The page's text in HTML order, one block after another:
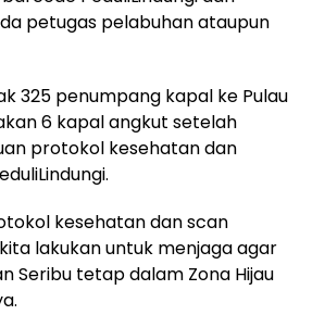
petugas pelabuhan ataupun
325 penumpang kapal ke Pulau
6 kapal angkut setelah
protokol kesehatan dan
kesehatan dan scan
kita lakukan untuk menjaga agar
Seribu tetap dalam Zona Hijau